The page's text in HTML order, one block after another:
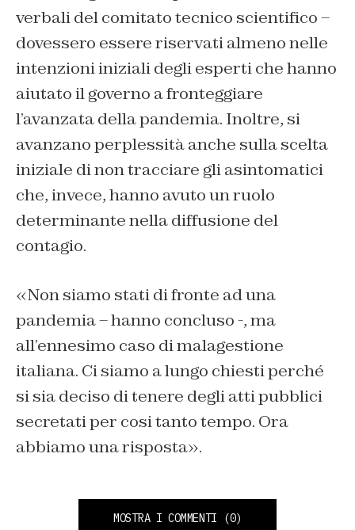
verbali del comitato tecnico scientifico –
dovessero essere riservati almeno nelle
intenzioni iniziali degli esperti che hanno
aiutato il governo a fronteggiare
l’avanzata della pandemia. Inoltre, si
avanzano perplessità anche sulla scelta
iniziale di non tracciare gli asintomatici
che, invece, hanno avuto un ruolo
determinante nella diffusione del
contagio.
«Non siamo stati di fronte ad una
pandemia – hanno concluso -, ma
all’ennesimo caso di malagestione
italiana. Ci siamo a lungo chiesti perché
si sia deciso di tenere degli atti pubblici
secretati per cosi tanto tempo. Ora
abbiamo una risposta».
MOSTRA I COMMENTI (0)